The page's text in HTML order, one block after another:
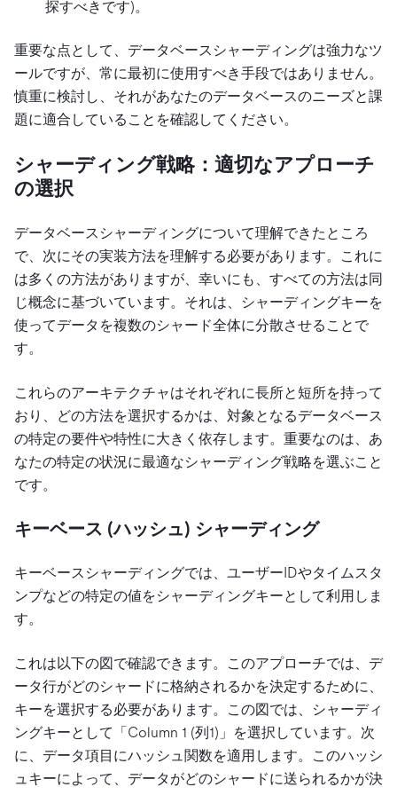
探すべきです)。
重要な点として、データベースシャーディングは強力なツ
ールですが、常に最初に使用すべき手段ではありません。
慎重に検討し、それがあなたのデータベースのニーズと課
題に適合していることを確認してください。
シャーディング戦略：適切なアプローチ
の選択
データベースシャーディングについて理解できたところ
で、次にその実装方法を理解する必要があります。これに
は多くの方法がありますが、幸いにも、すべての方法は同
じ概念に基づいています。それは、シャーディングキーを
使ってデータを複数のシャード全体に分散させることで
す。
これらのアーキテクチャはそれぞれに長所と短所を持って
おり、どの方法を選択するかは、対象となるデータベース
の特定の要件や特性に大きく依存します。重要なのは、あ
なたの特定の状況に最適なシャーディング戦略を選ぶこと
です。
キーベース (ハッシュ) シャーディング
キーベースシャーディングでは、ユーザーIDやタイムスタ
ンプなどの特定の値をシャーディングキーとして利用しま
す。
これは以下の図で確認できます。このアプローチでは、デ
ータ行がどのシャードに格納されるかを決定するために、
キーを選択する必要があります。この図では、シャーディ
ングキーとして「Column 1 (列1)」を選択しています。次
に、データ項目にハッシュ関数を適用します。このハッシ
ュキーによって、データがどのシャードに送られるかが決